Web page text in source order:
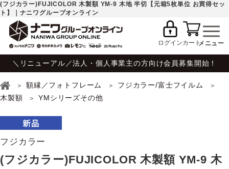
(フジカラー)FUJICOLOR 木製額 YM-9 木地 半切【元箱5枚単位 お買得セッ
ト】｜ナニワグループオンライン
ログインカート
＼リニューアル／法人・個人事業主の方向け会員募集開始！
額縁／フォトフレーム
フジカラー/富士フイルム
木製額
YMシリーズその他
フジカラー
(フジカラー)FUJICOLOR 木製額 YM-9 木